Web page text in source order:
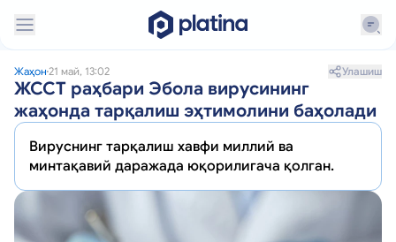
Жаҳон 21 май, 13:02 Улашиш
ЖССТ раҳбари Эбола вирусининг
жаҳонда тарқалиш эҳтимолини баҳолади
Вируснинг тарқалиш хавфи миллий ва
минтақавий даражада юқорилигача қолган.